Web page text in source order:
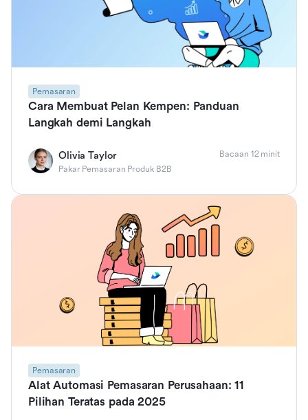
Pemasaran
Cara Membuat Pelan Kempen: Panduan
Langkah demi Langkah
Olivia Taylor
Pakar Pemasaran Produk B2B
Bacaan 12 minit
Pemasaran
Alat Automasi Pemasaran Perusahaan: 11
Pilihan Teratas pada 2025